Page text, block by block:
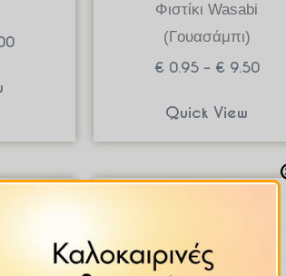
Φιστίκι Wasabi
(Γουασάμπι)
€0.95 – €9.50
Quick View
Price
€ 38.50
Price